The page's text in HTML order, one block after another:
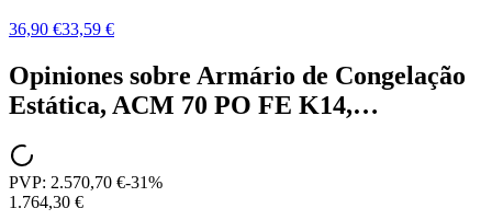
36,90 €33,59 €
Opiniones sobre Armário de Congelação
Estática, ACM 70 PO FE K14,…
PVP: 2.570,70 €-31%
1.764,30 €